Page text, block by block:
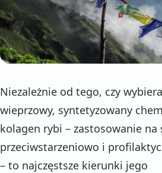
Niezależnie od tego, czy
wieprzowy, syntetyzowany
kolagen rybi – zastosowanie na
przeciwstarzeniowo i
– to najczęstsze kierunki jego